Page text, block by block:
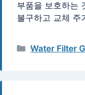
부품을 보호하는
불구하고 교체 주
카
Water Filter